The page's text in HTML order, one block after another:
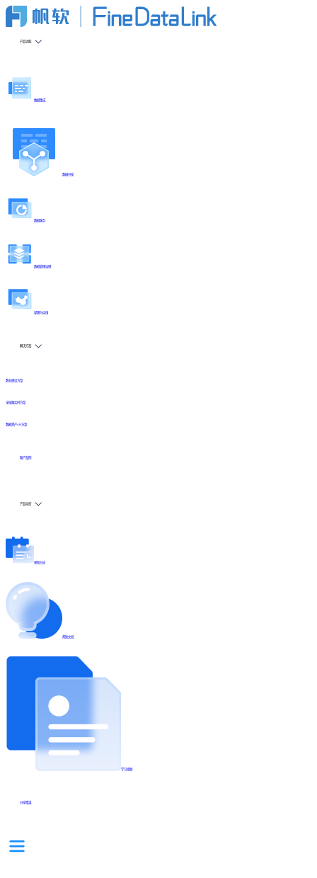
产品功能
数据集成
数据开发
数据服务
数据管理治理
部署与运维
解决方案
数仓建设方案
全链路实时方案
数据资产API方案
客户案例
产品动态
更新日志
帮助文档
学习视频
分享集锦